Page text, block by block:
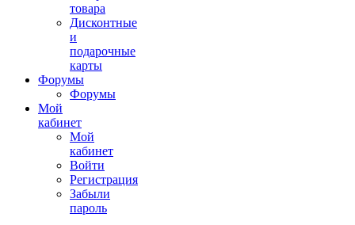
товара
Дисконтные
и
подарочные
карты
Форумы
Форумы
Мой
кабинет
Мой
кабинет
Войти
Регистрация
Забыли
пароль